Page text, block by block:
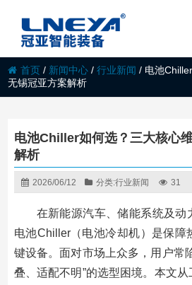
首页 / 新闻中心 /行业新闻 / 电池
无锡冠亚方案解析
电池Chiller如何选？三大核心
解析
2026/06/12 分类:行业新闻 31
在新能源汽车、储能系统及动
电池Chiller（电池冷却机）是保障
键设备。面对市场上众多，用户常
叠、适配不明”的选型困境。本文